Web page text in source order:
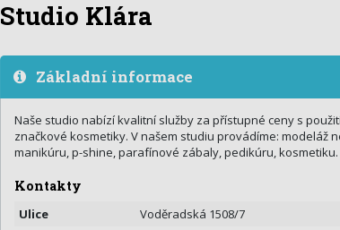
Studio Klára
Základní informace
Naše studio nabízí kvalitní služby za přístupné ceny s
značkové kosmetiky. V našem studiu provádíme: modeláž
manikúru, p-shine, parafínové zábaly, pedikúru, kosmetiku.
Kontakty
Ulice
Voděradská 1508/7